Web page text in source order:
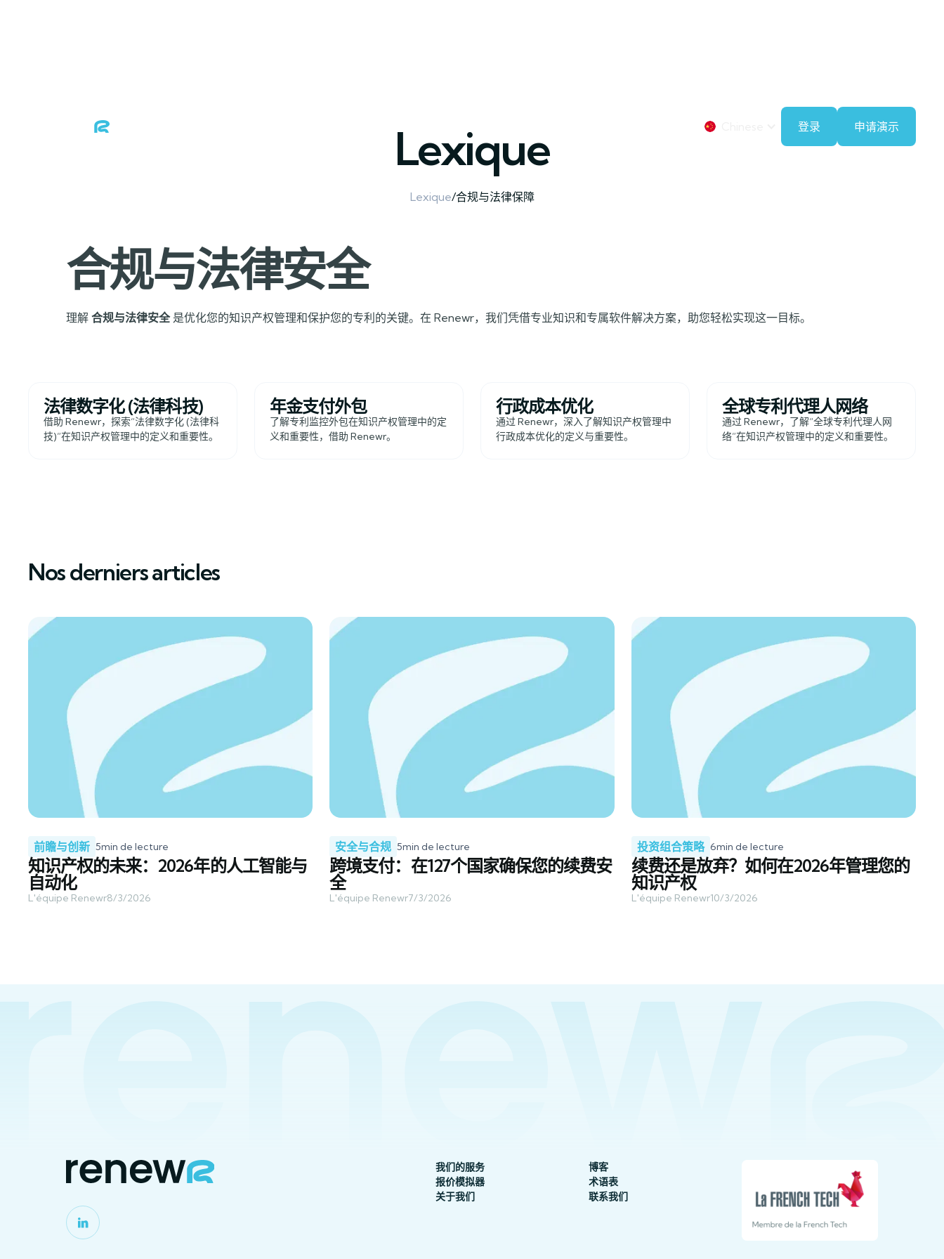
登录 申请演示
Lexique
Lexique/合规与法律保障
合规与法律安全
理解 合规与法律安全是优化您的知识产权管理和保护您的专利的关键。在 Renewr，我们凭借专业知识和专属软件解决方案，助您轻松实现这一目标。
法律数字化 (法律科技)
借助 Renewr，探索“法律数字化 (法律科
技)”在知识产权管理中的定义和重要性。
年金支付外包
了解专利监控外包在知识产权管理中的定
义和重要性，借助 Renewr。
行政成本优化
通过 Renewr，深入了解知识产权管理中
行政成本优化的定义与重要性。
全球专利代理人网络
通过 Renewr，了解“全球专利代理人网
络”在知识产权管理中的定义和重要性。
Nos derniers articles
前瞻与创新 5min de lecture
知识产权的未来：2026年的人工智能与
自动化
L'équipe Renewr8/3/2026
安全与合规 5min de lecture
跨境支付：在127个国家确保您的续费安
全
L'équipe Renewr7/3/2026
投资组合策略 6min de lecture
续费还是放弃？如何在2026年管理您的
知识产权
L'équipe Renewr10/3/2026
我们的服务
报价模拟器
关于我们
博客
术语表
联系我们